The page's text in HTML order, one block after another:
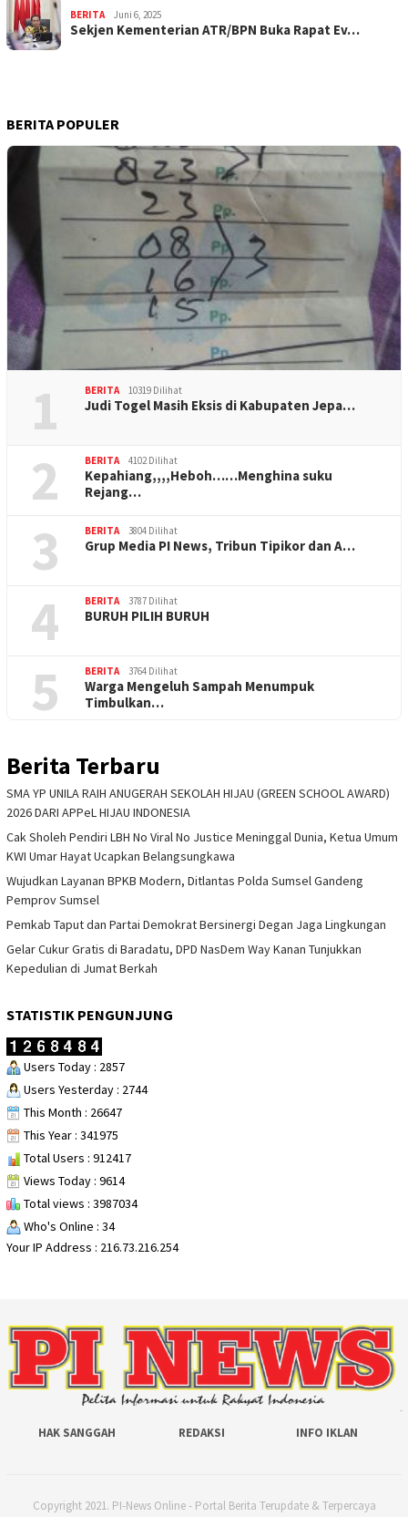
BERITA Juni 6, 2025
Sekjen Kementerian ATR/BPN Buka Rapat Ev…
BERITA POPULER
1 BERITA 10319 Dilihat
Judi Togel Masih Eksis di Kabupaten Jepa…
2 BERITA 4102 Dilihat
Kepahiang,,,,Heboh……Menghina suku
Rejang…
3 BERITA 3804 Dilihat
Grup Media PI News, Tribun Tipikor dan A…
4 BERITA 3787 Dilihat
BURUH PILIH BURUH
5 BERITA 3764 Dilihat
Warga Mengeluh Sampah Menumpuk
Timbulkan…
Berita Terbaru
SMA YP UNILA RAIH ANUGERAH SEKOLAH HIJAU (GREEN SCHOOL AWARD)
2026 DARI APPeL HIJAU INDONESIA
Cak Sholeh Pendiri LBH No Viral No Justice Meninggal Dunia, Ketua Umum
KWI Umar Hayat Ucapkan Belangsungkawa
Wujudkan Layanan BPKB Modern, Ditlantas Polda Sumsel Gandeng
Pemprov Sumsel
Pemkab Taput dan Partai Demokrat Bersinergi Degan Jaga Lingkungan
Gelar Cukur Gratis di Baradatu, DPD NasDem Way Kanan Tunjukkan
Kepedulian di Jumat Berkah
STATISTIK PENGUNJUNG
Users Today : 2857
Users Yesterday : 2744
This Month : 26647
This Year : 341975
Total Users : 912417
Views Today : 9614
Total views : 3987034
Who's Online : 34
Your IP Address : 216.73.216.254
HAK SANGGAH REDAKSI INFO IKLAN
Copyright 2021. PI-News Online - Portal Berita Terupdate & Terpercaya